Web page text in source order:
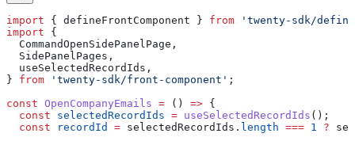
import { defineFrontComponent } from 'twenty-sdk/
import {
  CommandOpenSidePanelPage
,
  SidePanelPages
,
  useSelectedRecordIds
,
} from 'twenty-sdk/front-component' ;
const OpenCompanyEmails = () => {
  const
selectedRecordIds = useSelectedRecordIds ();
  const
recordId = selectedRecordIds . length === 1 ?